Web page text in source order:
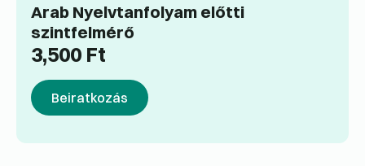
Arab Nyelvtanfolyam előtti
szintfelmérő
3,500 Ft
Beiratkozás